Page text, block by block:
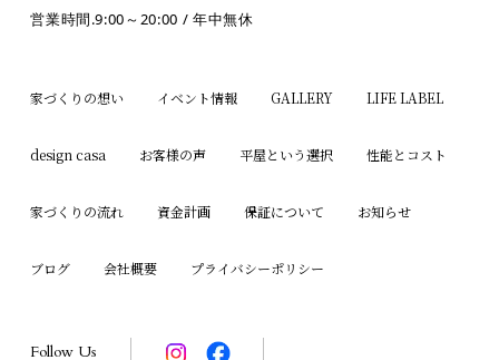
営業時間.9:00～20:00 / 年中無休
家づくりの想い イベント情報 GALLERY LIFE LABEL
design casa お客様の声 平屋という選択 性能とコスト
家づくりの流れ 資金計画 保証について お知らせ
ブログ 会社概要 プライバシーポリシー
Follow Us